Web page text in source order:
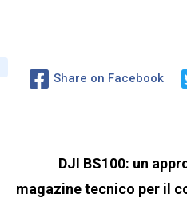
Share on Facebook
DJI BS100: un
magazine tecnico per il